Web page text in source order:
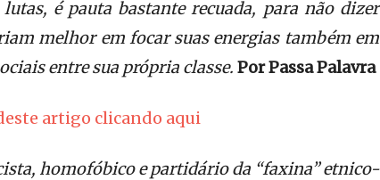
é pauta bastante recuada, para não dizer
melhor em focar suas energias também em
entre sua própria classe. Por Passa Palavra
artigo clicando aqui
homofóbico e partidário da “faxina” etnico-